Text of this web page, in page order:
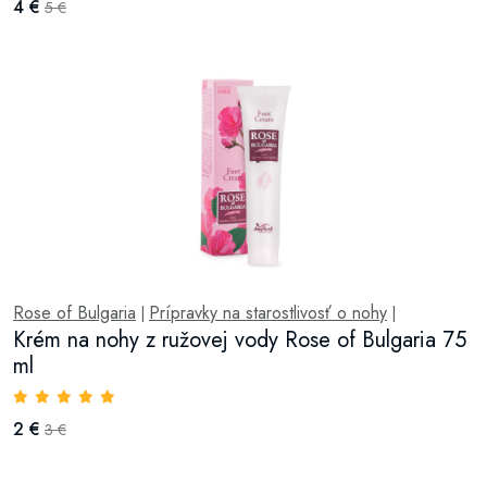
4 € 5 €
Rose of Bulgaria Prípravky na starostlivosť o nohy
Krém na nohy z ružovej vody Rose of Bulgaria 75
ml
2 € 3 €